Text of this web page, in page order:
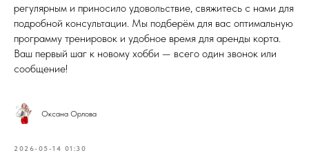
регулярным и приносило удовольствие, свяжитесь с нами для
подробной консультации. Мы подберём для вас оптимальную
программу тренировок и удобное время для аренды корта.
Ваш первый шаг к новому хобби — всего один звонок или
сообщение!
Оксана Орлова
2026-05-14 01:30